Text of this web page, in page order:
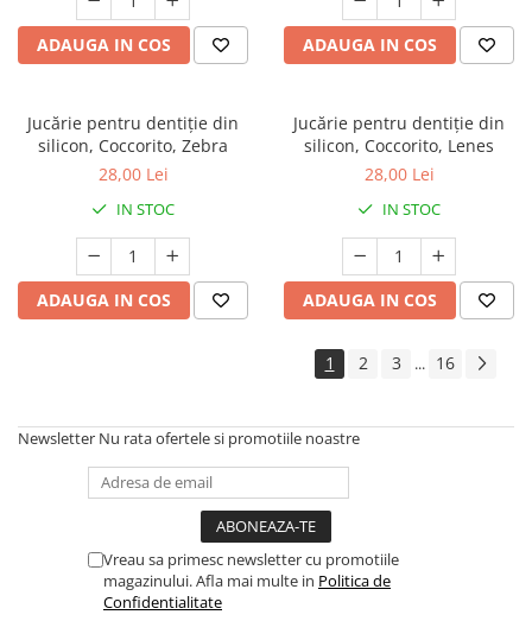
ADAUGA IN COS ADAUGA IN COS
Jucărie pentru dentiție din
silicon, Coccorito, Zebra
28,00 Lei
IN STOC
ADAUGA IN COS
Jucărie pentru dentiție din
silicon, Coccorito, Lenes
28,00 Lei
IN STOC
ADAUGA IN COS
1 2 3 ... 16
Newsletter Nu rata ofertele si promotiile noastre
Vreau sa primesc newsletter cu promotiile
magazinului. Afla mai multe in Politica de
Confidentialitate